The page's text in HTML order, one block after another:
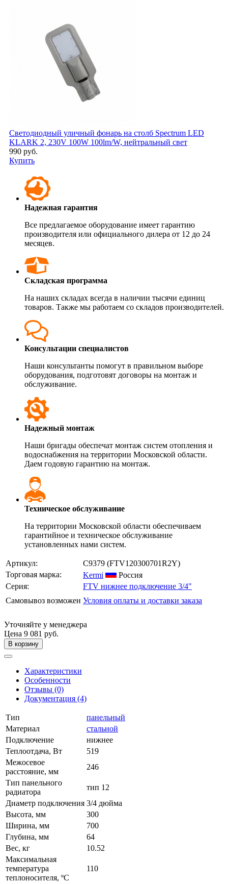
Светодиодный уличный фонарь на столб Spectrum LED
KLARK 2, 230V 100W 100lm/W, нейтральный свет
990 руб.
Купить
Надежная гарантия
Все предлагаемое оборудование имеет гарантию
производителя или официального дилера от 12 до 24
месяцев.
Складская программа
На наших складах всегда в наличии тысячи единиц
товаров. Также мы работаем со складов производителей.
Консультации специалистов
Наши консультанты помогут в правильном выборе
оборудования, подготовят договоры на монтаж и
обслуживание.
Надежный монтаж
Наши бригады обеспечат монтаж систем отопления и
водоснабжения на территории Московской области.
Даем годовую гарантию на монтаж.
Техническое обслуживание
На территории Московской области обеспечиваем
гарантийное и техническое обслуживание
установленных нами систем.
Артикул: C9379 (FTV120300701R2Y)
Торговая марка:
Kermi
Россия
Серия:
FTV нижнее подключение 3/4"
Самовывоз возможен Условия оплаты и доставки заказа
Уточняйте у менеджера
Цена 9 081 руб.
В корзину
Характеристики
Особенности
Отзывы (0)
Документация (4)
Тип
панельный
Материал
стальной
Подключение
нижнее
Теплоотдача, Вт
519
Межосевое
расстояние, мм
246
Тип панельного
радиатора
тип 12
Диаметр подключения 3/4 дюйма
Высота, мм
300
Ширина, мм
700
Глубина, мм
64
Вес, кг
10.52
Максимальная
температура
теплоносителя, ºС
110